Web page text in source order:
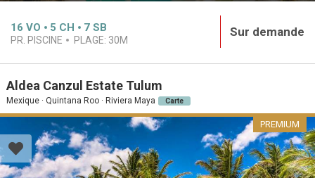
16 VO 5 CH 7 SB
PR. PISCINE PLAGE: 30M
Sur demande
Aldea Canzul Estate Tulum
Mexique · Quintana Roo · Riviera Maya Carte
PREMIUM